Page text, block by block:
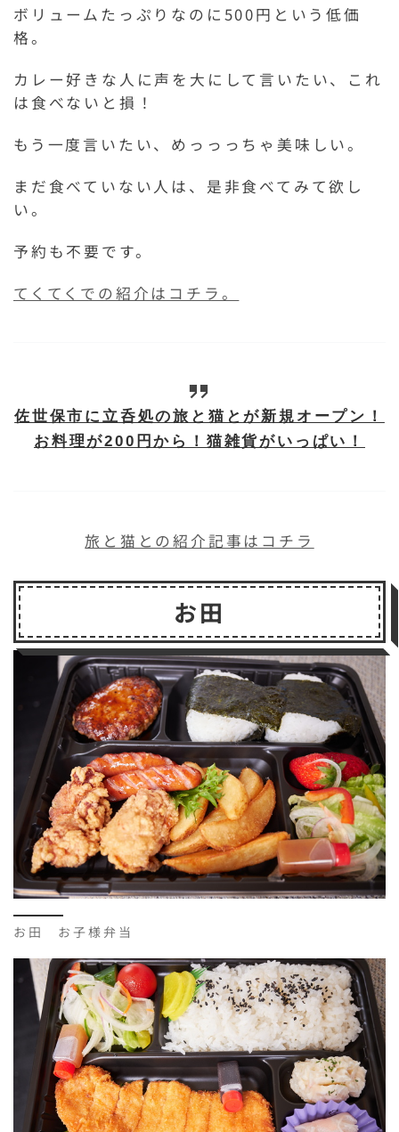
ボリュームたっぷりなのに500円という低価
格。
カレー好きな人に声を大にして言いたい、これ
は食べないと損！
もう一度言いたい、めっっっちゃ美味しい。
まだ食べていない人は、是非食べてみて欲し
い。
予約も不要です。
てくてくでの紹介はコチラ。
佐世保市に立呑処の旅と猫とが新規オープン！
お料理が200円から！猫雑貨がいっぱい！
旅と猫との紹介記事はコチラ
お田
お田 お子様弁当